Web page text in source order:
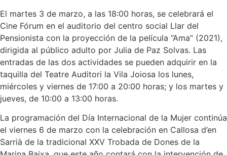
El martes 3 de marzo, a las 18:00 horas, se celebrará el
Cine Fórum en el auditorio del centro social Llar del
Pensionista con la proyección de la película “Ama” (2021),
dirigida al público adulto por Julia de Paz Solvas. Las
entradas de las dos actividades se pueden adquirir en la
taquilla del Teatre Auditori la Vila Joiosa los lunes,
miércoles y viernes de 17:00 a 20:00 horas; y los martes y
jueves, de 10:00 a 13:00 horas.
La programación del Día Internacional de la Mujer continúa
el viernes 6 de marzo con la celebración en Callosa d’en
Sarrià de la tradicional XXV Trobada de Dones de la